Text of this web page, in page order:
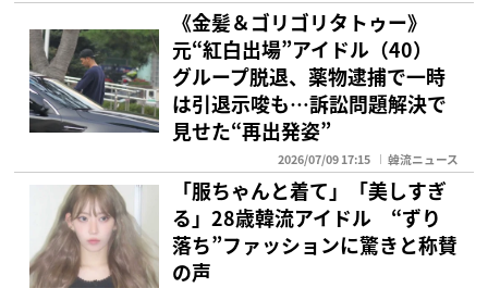
《金髪＆ゴリゴリタトゥー》
元“紅白出場”アイドル（40）
グループ脱退、薬物逮捕で一時
は引退示唆も…訴訟問題解決で
見せた“再出発姿”
2026/07/09 17:15 韓流ニュース
「服ちゃんと着て」「美しすぎ
る」28歳韓流アイドル “ずり
落ち”ファッションに驚きと称賛
の声